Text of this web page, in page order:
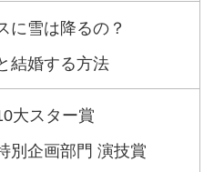
に雪は降るの？
結婚する方法
大スター賞
別企画部門 演技賞